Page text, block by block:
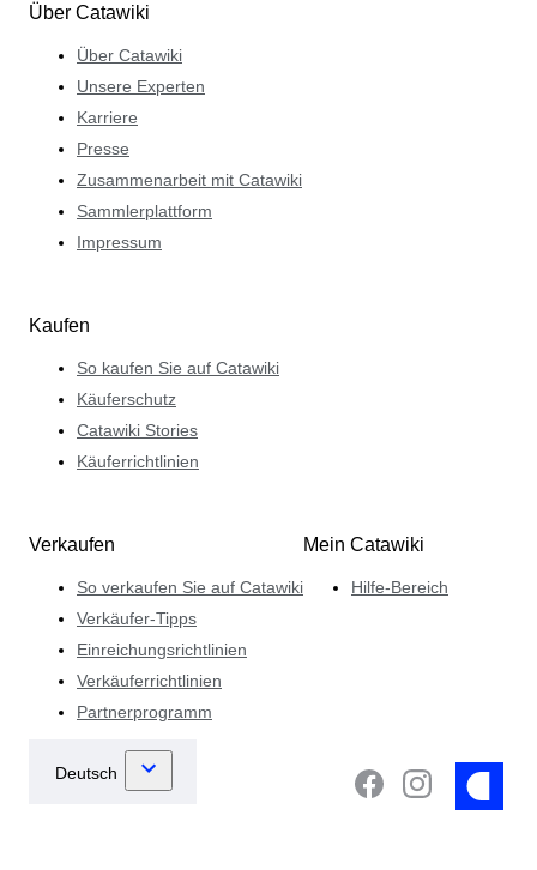
Über Catawiki
Über Catawiki
Unsere Experten
Karriere
Presse
Zusammenarbeit mit Catawiki
Sammlerplattform
Impressum
Kaufen
So kaufen Sie auf Catawiki
Käuferschutz
Catawiki Stories
Käuferrichtlinien
Verkaufen
So verkaufen Sie auf Catawiki
Verkäufer-Tipps
Einreichungsrichtlinien
Verkäuferrichtlinien
Partnerprogramm
Mein Catawiki
Hilfe-Bereich